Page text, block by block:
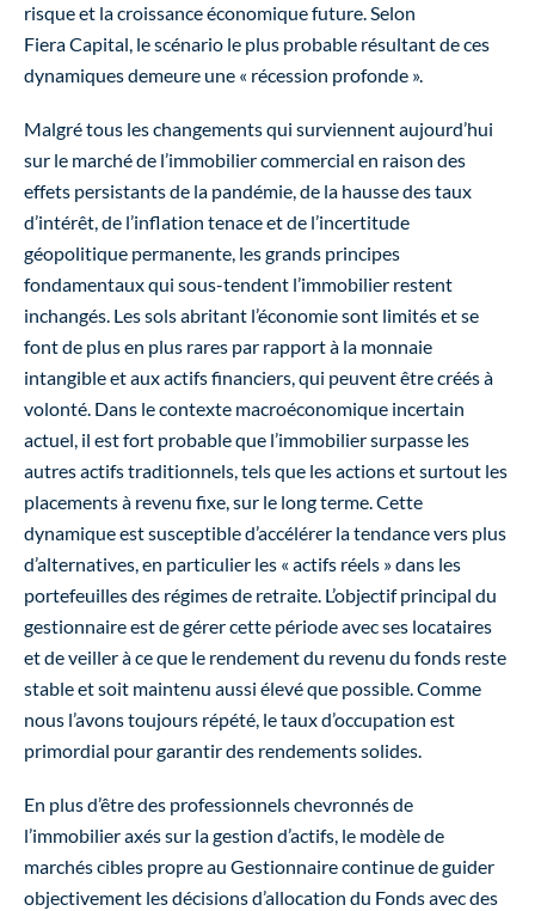
risque et la croissance économique future. Selon
Fiera Capital, le scénario le plus probable résultant de ces
dynamiques demeure une « récession profonde ».
Malgré tous les changements qui surviennent aujourd’hui
sur le marché de l’immobilier commercial en raison des
effets persistants de la pandémie, de la hausse des taux
d’intérêt, de l’inflation tenace et de l’incertitude
géopolitique permanente, les grands principes
fondamentaux qui sous-tendent l’immobilier restent
inchangés. Les sols abritant l’économie sont limités et se
font de plus en plus rares par rapport à la monnaie
intangible et aux actifs financiers, qui peuvent être créés à
volonté. Dans le contexte macroéconomique incertain
actuel, il est fort probable que l’immobilier surpasse les
autres actifs traditionnels, tels que les actions et surtout les
placements à revenu fixe, sur le long terme. Cette
dynamique est susceptible d’accélérer la tendance vers plus
d’alternatives, en particulier les « actifs réels » dans les
portefeuilles des régimes de retraite. L’objectif principal du
gestionnaire est de gérer cette période avec ses locataires
et de veiller à ce que le rendement du revenu du fonds reste
stable et soit maintenu aussi élevé que possible. Comme
nous l’avons toujours répété, le taux d’occupation est
primordial pour garantir des rendements solides.
En plus d’être des professionnels chevronnés de
l’immobilier axés sur la gestion d’actifs, le modèle de
marchés cibles propre au Gestionnaire continue de guider
objectivement les décisions d’allocation du Fonds avec des